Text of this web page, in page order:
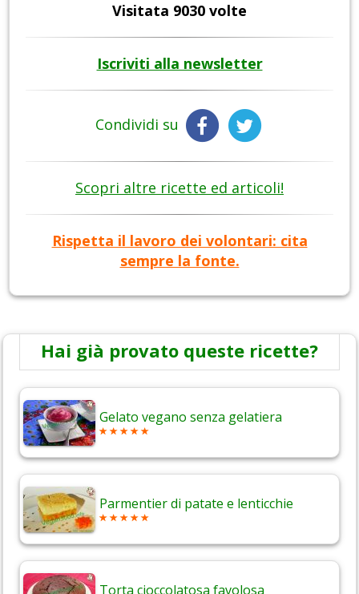
Visitata 9030 volte
Iscriviti alla newsletter
Condividi su
Scopri altre ricette ed articoli!
Rispetta il lavoro dei volontari: cita
sempre la fonte.
Hai già provato queste ricette?
Gelato vegano senza gelatiera
Parmentier di patate e lenticchie
Torta cioccolatosa favolosa